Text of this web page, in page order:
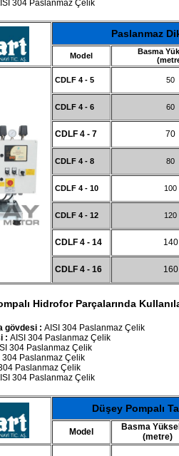
304 Paslanmaz Çelik
Paslanmaz
Model
Basma
CDLF 4 - 5 50
CDLF 4 - 6 60
CDLF 4 - 7 70
CDLF 4 - 8 80
CDLF 4 - 10 100
CDLF 4 - 12 120
CDLF 4 - 14 140
CDLF 4 - 16 160
Hidrofor Parçalarında
gövdesi : AISI 304 Paslanmaz Çelik
: AISI 304 Paslanmaz Çelik
304 Paslanmaz Çelik
304 Paslanmaz Çelik
Paslanmaz Çelik
304 Paslanmaz Çelik
Düşey Pompalı
Model
Basma
(metre)